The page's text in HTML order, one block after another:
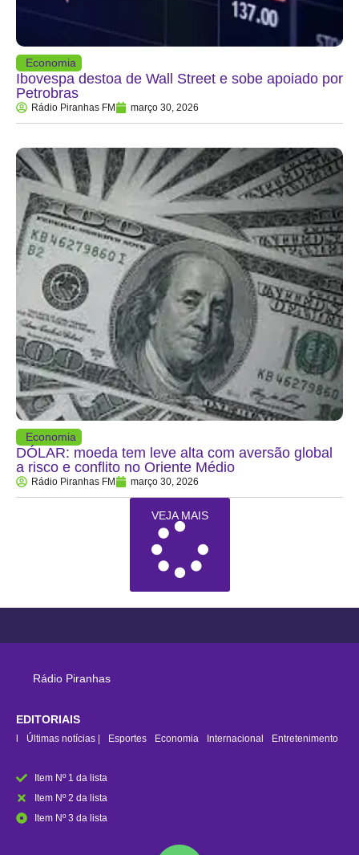
Economia
Ibovespa destoa de Wall Street e sobe apoiado por
Petrobras
Rádio Piranhas FM março 30, 2026
Economia
DÓLAR: moeda tem leve alta com aversão global
a risco e conflito no Oriente Médio
Rádio Piranhas FM março 30, 2026
VEJA MAIS
Rádio Piranhas
EDITORIAIS
Últimas notícias | Esportes Economia Internacional Entretenimento
Item Nº 1 da lista
Item Nº 2 da lista
Item Nº 3 da lista